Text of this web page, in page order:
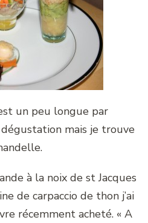
un peu longue par
mais je trouve
à la noix de st Jacques
de carpaccio de thon j’ai
récemment acheté. « A